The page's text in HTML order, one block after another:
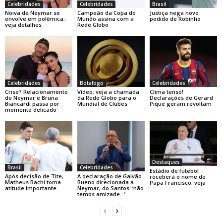
Celebridades
Noiva de Neymar se
envolve em polêmica;
veja detalhes
Celebridades
Campeão da Copa do
Mundo assina com a
Rede Globo
Brasil
Justiça nega novo
pedido de Robinho
Celebridades
Crise? Relacionamento
de Neymar e Bruna
Biancardi passa por
momento delicado
Botafogo
Vídeo: veja a chamada
da Rede Globo para o
Mundial de Clubes
Celebridades
Clima tenso!
Declarações de Gerard
Piqué geram revoltam
Brasil
Após decisão de Tite,
Matheus Bachi toma
atitude importante
Celebridades
A declaração de Galvão
Bueno direcionada a
Neymar, do Santos: ‘não
temos amizade…’
Destaques
Estádio de futebol
receberá o nome de
Papa Francisco; veja